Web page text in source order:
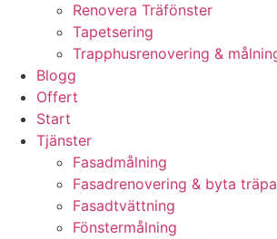
Renovera Träfönster
Tapetsering
Trapphusrenovering &
Blogg
Offert
Start
Tjänster
Fasadmålning
Fasadrenovering & byta
Fasadtvättning
Fönstermålning